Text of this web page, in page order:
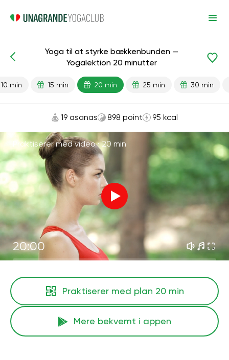
Færdiglavede lektioner Bækken
Yoga til at styrke bækkenbunden —
Yogalektion 20 minutter
10 min 15 min 20 min 25 min 30 min
19 asanas 898 point 95 kcal
Praktiserer med video ·20 min
20:00
Praktiserer med plan 20 min
Mere bekvemt i appen